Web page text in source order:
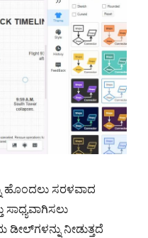
ಹೊಂದಲು ಸರಳವಾದ
ನೀಡುತ್ತದೆ